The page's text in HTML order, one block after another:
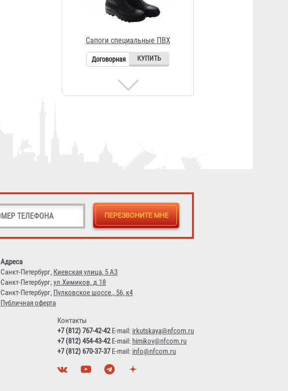
Сапоги кожаные
Договорная
Адреса
Санкт-Петербург, Киевская улица, 5 А3
Санкт-Петербург,ул.Химиков, д.18
Санкт-Петербург, Пулковское шоссе., 56, к4
Публичная оферта
Контакты
+7 (812) 767-42-42E-mail: irkutskaya@nfcom.ru
+7 (812) 454-43-42E-mail: himikov@nfcom.ru
+7 (812) 670-37-37E-mail: info@nfcom.ru